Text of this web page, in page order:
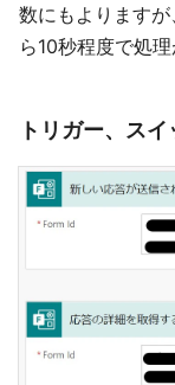
数にもよります
ら10秒程度で処理
トリガー、スイ